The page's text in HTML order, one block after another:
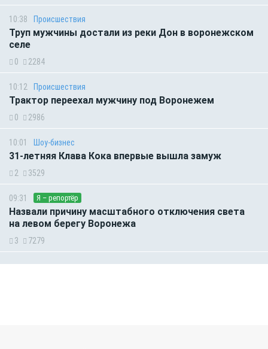
10:38 Происшествия
Труп мужчины достали из реки Дон в воронежском
селе
0 2284
10:12 Происшествия
Трактор переехал мужчину под Воронежем
0 2986
10:01 Шоу-бизнес
31-летняя Клава Кока впервые вышла замуж
2 3529
09:31 Я – репортёр
Назвали причину масштабного отключения света
на левом берегу Воронежа
3 7279